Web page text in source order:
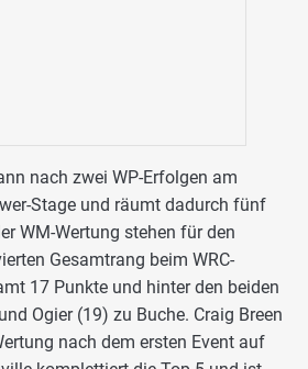
nach zwei WP-Erfolgen am
Stage und räumt dadurch fünf
WM-Wertung stehen für den
Gesamtrang beim WRC-
17 Punkte und hinter den beiden
Ogier (19) zu Buche. Craig Breen
nach dem ersten Event auf